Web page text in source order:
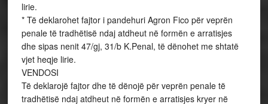
lirie.
* Të deklarohet fajtor i pandehuri Agron Fico për veprën
penale të tradhëtisë ndaj atdheut në formën e arratisjes
dhe sipas nenit 47/gj, 31/b K.Penal, të dënohet me shtatë
vjet heqje lirie.
VENDOSI
Të deklarojë fajtor dhe të dënojë për veprën penale të
tradhëtisë ndaj atdheut në formën e arratisjes kryer në